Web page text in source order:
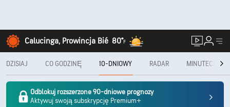
Calucinga, Prowincja Bié 80°F
DZISIAJ CO GODZINĘ 10-DNIOWY RADAR MINUTECAST®
Odblokuj rozszerzone 90-dniowe prognozy
Aktywuj swoją subskrypcję Premium+